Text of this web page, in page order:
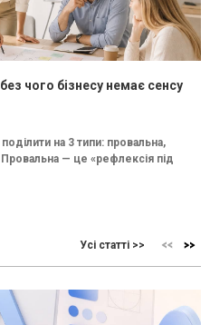
чого бізнесу немає сенсу
на 3 типи: провальна,
— це «рефлексія під
Усі статті >>